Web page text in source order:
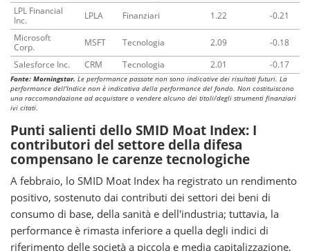
LPL Financial
Inc.
LPLA Finanziari 1.22
-0.21
Microsoft
Corp.
MSFT Tecnologia 2.09
-0.18
Salesforce Inc.
CRM Tecnologia 2.01 -0.17
Fonte: Morningstar. Le performance passate non sono indicative dei risultati futuri. La
performance dell'Indice non è indicativa della performance del fondo. Non costituiscono
una raccomandazione ad acquistare o vendere alcuno dei titoli/degli strumenti finanziari
ivi citati.
Punti salienti dello SMID Moat Index: I
contributori del settore della difesa
compensano le carenze tecnologiche
A febbraio, lo SMID Moat Index ha registrato un rendimento
positivo, sostenuto dai contributi dei settori dei beni di
consumo di base, della sanità e dell'industria; tuttavia, la
performance è rimasta inferiore a quella degli indici di
riferimento delle società a piccola e media capitalizzazione,